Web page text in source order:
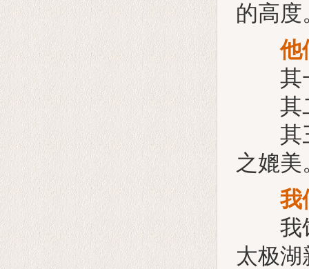
的高度
他
其一
其二
其三
之媲美
我
我馆
太极